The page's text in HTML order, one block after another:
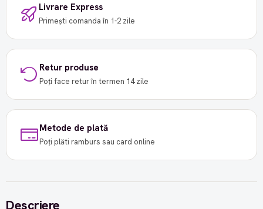
Livrare Express
Primești comanda în 1-2 zile
Retur produse
Poți face retur în termen 14 zile
Metode de plată
Poți plăti ramburs sau card online
Descriere